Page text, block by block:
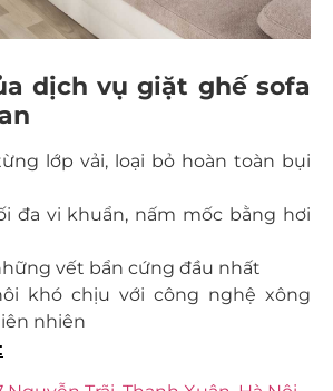
dịch vụ giặt ghế sofa
lớp vải, loại bỏ hoàn toàn bụi
đa vi khuẩn, nấm mốc bằng hơi
vết bẩn cứng đầu nhất
khó chịu với công nghệ xông
nhiên